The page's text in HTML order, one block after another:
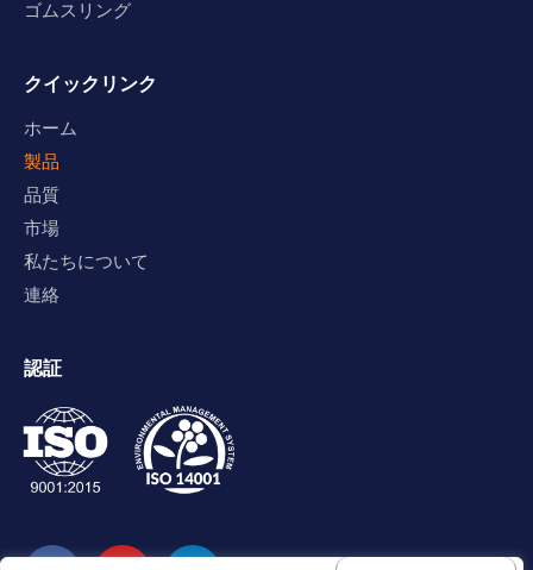
ゴムスリング
クイックリンク
ホーム
製品
品質
市場
私たちについて
連絡
認証